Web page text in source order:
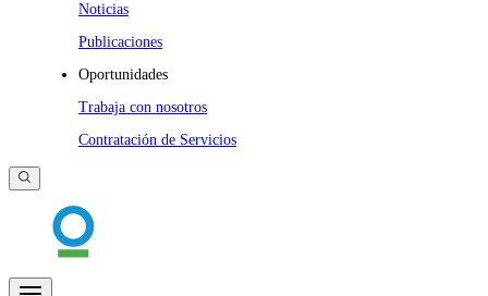
Noticias
Publicaciones
Oportunidades
Trabaja con nosotros
Contratación de Servicios